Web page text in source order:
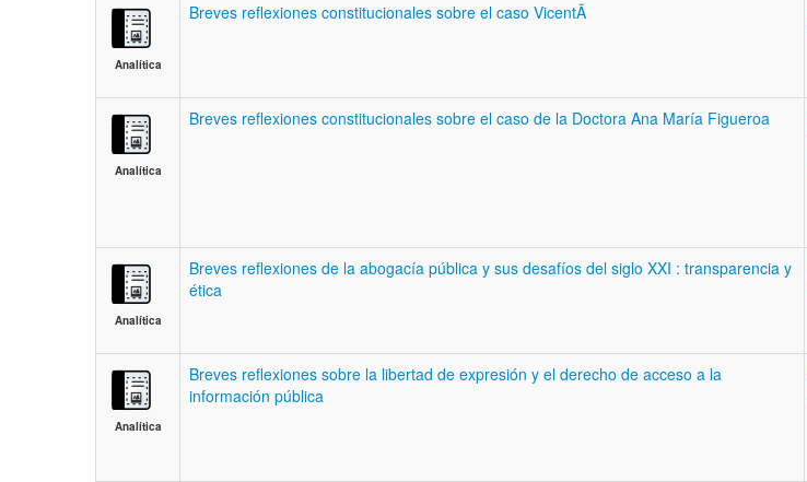
Analítica
Breves reflexiones constitucionales sobre el caso VicentÃ­
Analítica
Breves reflexiones constitucionales sobre el caso de la Doctora Ana María Figueroa
Analítica
Breves reflexiones de la abogacía pública y sus desafíos del siglo XXI : transparencia y
ética
Analítica
Breves reflexiones sobre la libertad de expresión y el derecho de acceso a la
información pública